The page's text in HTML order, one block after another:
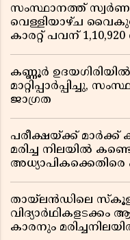
സംസ്ഥാനത്ത്
വെള്ളിയാഴ്ച
കാരറ്റ് പവന്
കണ്ണൂർ
മാറ്റിപ്പാർപ്പിച്ചു,
ജാഗ്രത
പരീക്ഷയ്ക്ക് മാർക്ക്
മരിച്ച നിലയിൽ
അധ്യാപികക്കെതിരെ
തായ്‌ലൻഡിലെ
വിദ്യാർഥികളടക്കം
കാരനും